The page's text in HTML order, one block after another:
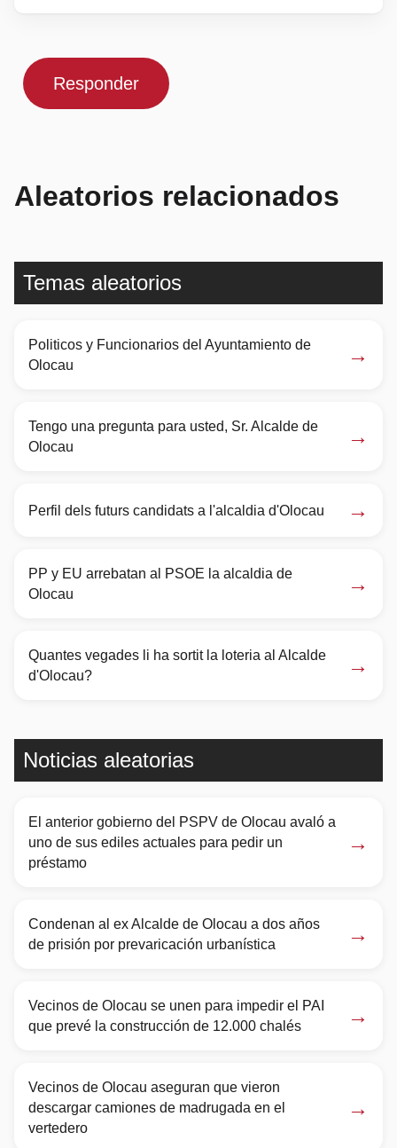
Responder
Aleatorios relacionados
Temas aleatorios
Politicos y Funcionarios del Ayuntamiento de
Olocau
→
Tengo una pregunta para usted, Sr. Alcalde de
Olocau
→
Perfil dels futurs candidats a l'alcaldia d'Olocau →
PP y EU arrebatan al PSOE la alcaldia de
Olocau
→
Quantes vegades li ha sortit la loteria al Alcalde
d'Olocau?
→
Noticias aleatorias
El anterior gobierno del PSPV de Olocau avaló a
uno de sus ediles actuales para pedir un
préstamo
→
Condenan al ex Alcalde de Olocau a dos años
de prisión por prevaricación urbanística
→
Vecinos de Olocau se unen para impedir el PAI
que prevé la construcción de 12.000 chalés
→
Vecinos de Olocau aseguran que vieron
descargar camiones de madrugada en el
vertedero
→